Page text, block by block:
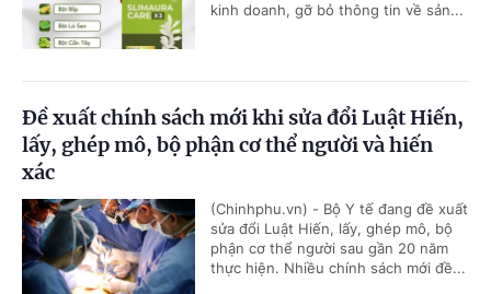
kinh doanh, gỡ bỏ thông tin về sản...
Đề xuất chính sách mới khi sửa đổi Luật Hiến,
lấy, ghép mô, bộ phận cơ thể người và hiến
xác
(Chinhphu.vn) - Bộ Y tế đang đề xuất
sửa đổi Luật Hiến, lấy, ghép mô, bộ
phận cơ thể người sau gần 20 năm
thực hiện. Nhiều chính sách mới đề...